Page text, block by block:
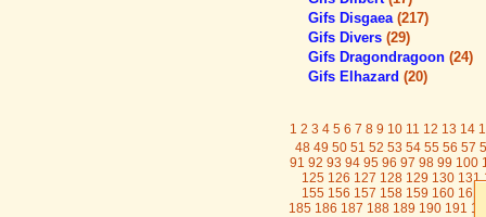
Gifs Disgaea (217)
Gifs Divers (29)
Gifs Dragondragoon (24)
Gifs Elhazard (20)
1 2 3 4 5 6 7 8 9 10 11 12 13 14
48 49 50 51 52 53 54 55 56 57
91 92 93 94 95 96 97 98 99 100
125 126 127 128 129 130 131
155 156 157 158 159 160 161
185 186 187 188 189 190 191